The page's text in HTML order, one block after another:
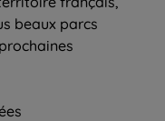
beaux parcs